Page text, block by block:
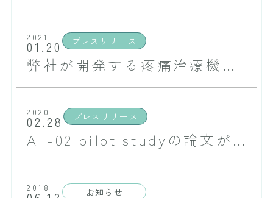
2021
01.20 プレスリリース
弊社が開発する疼痛治療機器が交番磁界治療器「エイト」として日本での医療機器の製造販売承認を取得いたしました
2020
02.28 プレスリリース
AT-02 pilot studyの論文がPain Medicineに掲載されました
2018 お知らせ